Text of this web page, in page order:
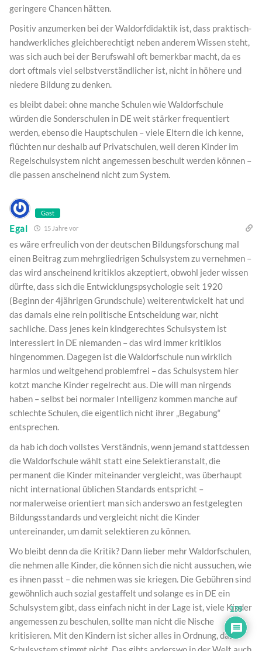
geringere Chancen hätten.
Positiv anzumerken bei der Waldorfdidaktik ist, dass praktisch-
handwerkliches gleichberechtigt neben anderem Wissen steht,
was sich auch bei der Berufswahl oft bemerkbar macht, da es
dort oftmals viel selbstverständlicher ist, nicht in höhere und
niedere Bildung zu denken.
es bleibt dabei: ohne manche Schulen wie Waldorfschule
würden die Sonderschulen in DE weit stärker frequentiert
werden, ebenso die Hauptschulen – viele Eltern die ich kenne,
flüchten nur deshalb auf Privatschulen, weil deren Kinder im
Regelschulsystem nicht angemessen beschult werden können –
die passen anscheinend nicht zum System.
Gast
Egal 15 Jahre vor
es wäre erfreulich von der deutschen Bildungsforschung mal
einen Beitrag zum mehrgliedrigen Schulsystem zu vernehmen –
das wird anscheinend kritiklos akzeptiert, obwohl jeder wissen
dürfte, dass sich die Entwicklungspsychologie seit 1920
(Beginn der 4jährigen Grundschule) weiterentwickelt hat und
das damals eine rein politische Entscheidung war, nicht
sachliche. Dass jenes kein kindgerechtes Schulsystem ist
interessiert in DE niemanden – das wird immer kritiklos
hingenommen. Dagegen ist die Waldorfschule nun wirklich
harmlos und weitgehend problemfrei – das Schulsystem hier
kotzt manche Kinder regelrecht aus. Die will man nirgends
haben – selbst bei normaler Intelligenz kommen manche auf
schlechte Schulen, die eigentlich nicht ihrer „Begabung“
entsprechen.
da hab ich doch vollstes Verständnis, wenn jemand stattdessen
die Waldorfschule wählt statt eine Selektieranstalt, die
permanent die Kinder miteinander vergleicht, was überhaupt
nicht international üblichen Standards entspricht –
normalerweise orientiert man sich anderswo an festgelegten
Bildungsstandards und vergleicht nicht die Kinder
untereinander, um damit selektieren zu können.
Wo bleibt denn da die Kritik? Dann lieber mehr Waldorfschulen,
die nehmen alle Kinder, die können sich die nicht aussuchen, wie
es ihnen passt – die nehmen was sie kriegen. Die Gebühren sind
gewöhnlich auch sozial gestaffelt und solange es in DE ein
Schulsystem gibt, dass einfach nicht in der Lage ist, viele Kinder
angemessen zu beschulen, sollte man nicht die Nische
kritisieren. Mit den Kindern ist sicher alles in Ordnung, das
139